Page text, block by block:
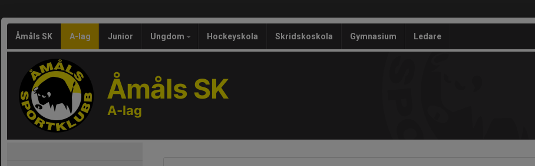
Åmåls SK A-lag Junior Ungdom Hockeyskola Skridskoskola Gymnasium Ledare
Åmåls SK
A-lag